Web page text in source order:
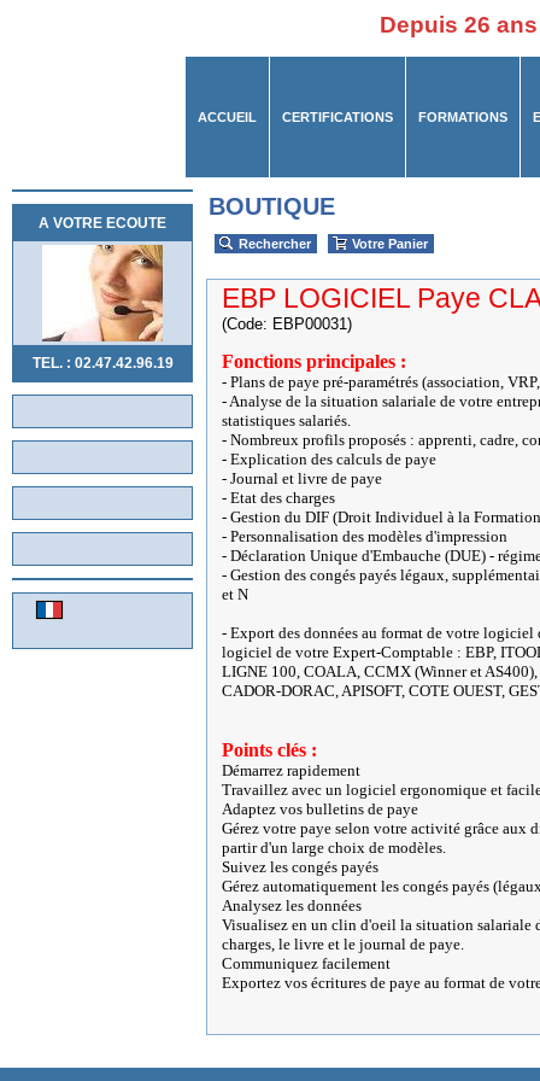
Depuis 26 ans
ACCUEIL CERTIFICATIONS FORMATIONS
A VOTRE ECOUTE
TEL. : 02.47.42.96.19
BOUTIQUE
Rechercher Votre Panier
EBP LOGICIEL Paye
(Code: EBP00031)
Fonctions principales :
- Plans de paye pré-paramétrés (association,
- Analyse de la situation salariale de votre
statistiques salariés.
- Nombreux profils proposés : apprenti, cadre,
- Explication des calculs de paye
- Journal et livre de paye
- Etat des charges
- Gestion du DIF (Droit Individuel à la
- Personnalisation des modèles d'impression
- Déclaration Unique d'Embauche (DUE) -
- Gestion des congés payés légaux,
et N
- Export des données au format de votre
logiciel de votre Expert-Comptable : EBP,
LIGNE 100, COALA, CCMX (Winner et
CADOR-DORAC, APISOFT, COTE OUEST,
Points clés :
Démarrez rapidement
Travaillez avec un logiciel ergonomique et
Adaptez vos bulletins de paye
Gérez votre paye selon votre activité grâce aux
partir d'un large choix de modèles.
Suivez les congés payés
Gérez automatiquement les congés payés
Analysez les données
Visualisez en un clin d'oeil la situation salariale
charges, le livre et le journal de paye.
Communiquez facilement
Exportez vos écritures de paye au format de